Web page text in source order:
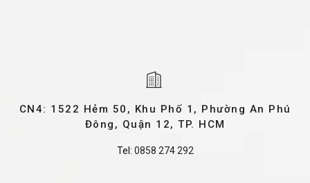
CN4: 1522 Hẻm 50, Khu Phố 1, Phường An Phú
Đông, Quận 12, TP. HCM
Tel: 0858 274 292